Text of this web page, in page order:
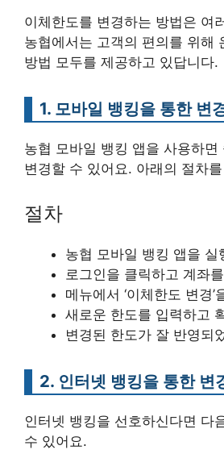
이체한도를 변경하는 방법은 여
농협에서는 고객의 편의를 위해
방법 모두를 제공하고 있답니다.
1. 모바일 뱅킹을 통한 변
농협 모바일 뱅킹 앱을 사용하면
변경할 수 있어요. 아래의 절차
절차
농협 모바일 뱅킹 앱을 실
로그인을 클릭하고 계좌
메뉴에서 ‘이체한도 변경
새로운 한도를 입력하고
변경된 한도가 잘 반영되
2. 인터넷 뱅킹을 통한 변
인터넷 뱅킹을 선호하신다면 다
수 있어요.